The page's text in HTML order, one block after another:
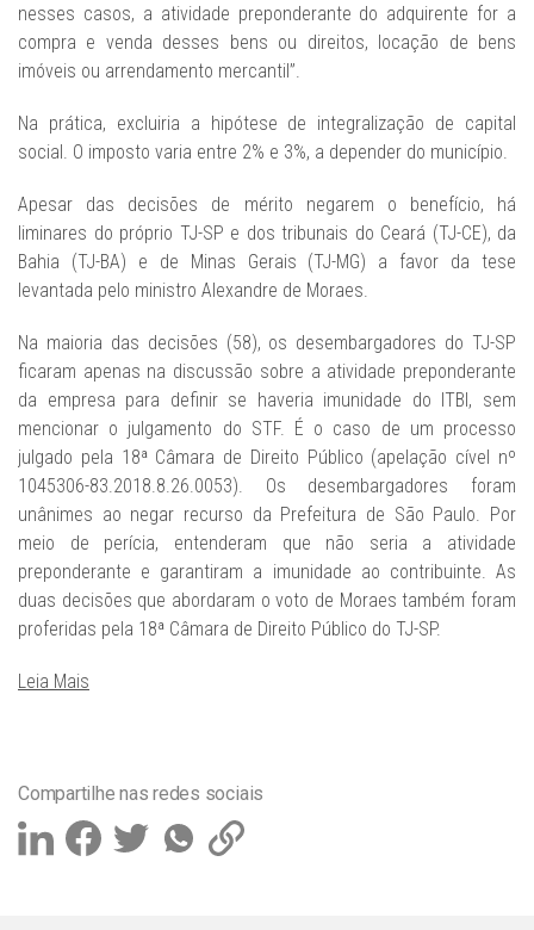
nesses casos, a atividade preponderante do adquirente for a
compra e venda desses bens ou direitos, locação de bens
imóveis ou arrendamento mercantil”.
Na prática, excluiria a hipótese de integralização de capital
social. O imposto varia entre 2% e 3%, a depender do município.
Apesar das decisões de mérito negarem o benefício, há
liminares do próprio TJ-SP e dos tribunais do Ceará (TJ-CE), da
Bahia (TJ-BA) e de Minas Gerais (TJ-MG) a favor da tese
levantada pelo ministro Alexandre de Moraes.
Na maioria das decisões (58), os desembargadores do TJ-SP
ficaram apenas na discussão sobre a atividade preponderante
da empresa para definir se haveria imunidade do ITBI, sem
mencionar o julgamento do STF. É o caso de um processo
julgado pela 18ª Câmara de Direito Público (apelação cível nº
1045306-83.2018.8.26.0053). Os desembargadores foram
unânimes ao negar recurso da Prefeitura de São Paulo. Por
meio de perícia, entenderam que não seria a atividade
preponderante e garantiram a imunidade ao contribuinte. As
duas decisões que abordaram o voto de Moraes também foram
proferidas pela 18ª Câmara de Direito Público do TJ-SP.
Leia Mais
Compartilhe nas redes sociais